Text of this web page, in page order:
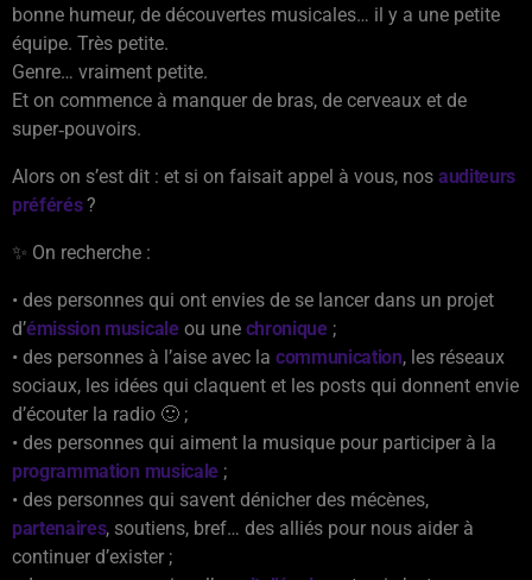
bonne humeur, de découvertes musicales… il y a une petite
équipe. Très petite.
Genre… vraiment petite.
Et on commence à manquer de bras, de cerveaux et de
super‑pouvoirs.
Alors on s’est dit : et si on faisait appel à vous, nos auditeurs
préférés?
✨ On recherche :
• des personnes qui ont envies de se lancer dans un projet
d’émission musicaleou une chronique;
• des personnes à l’aise avec la communication, les réseaux
sociaux, les idées qui claquent et les posts qui donnent envie
d’écouter la radio 🙂 ;
• des personnes qui aiment la musique pour participer à la
programmation musicale;
• des personnes qui savent dénicher des mécènes,
partenaires, soutiens, bref… des alliés pour nous aider à
continuer d’exister ;